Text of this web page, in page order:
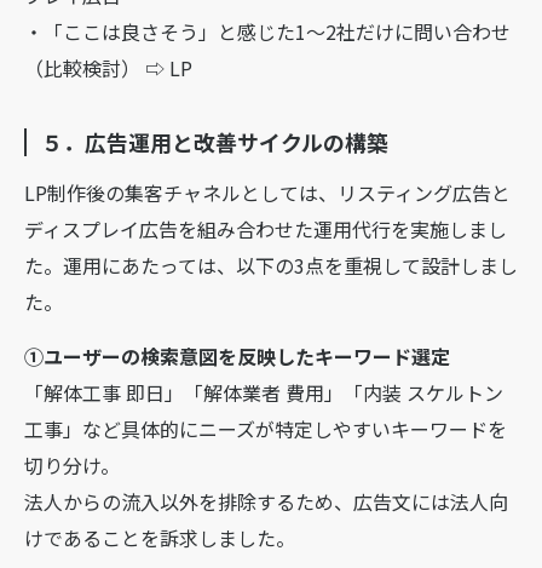
・「ここは良さそう」と感じた1〜2社だけに問い合わせ
（比較検討） ⇨ LP
５．広告運用と改善サイクルの構築
LP制作後の集客チャネルとしては、リスティング広告と
ディスプレイ広告を組み合わせた運用代行を実施しまし
た。運用にあたっては、以下の3点を重視して設計しまし
た。
①ユーザーの検索意図を反映したキーワード選定
「解体工事 即日」「解体業者 費用」「内装 スケルトン
工事」など具体的にニーズが特定しやすいキーワードを
切り分け。
法人からの流入以外を排除するため、広告文には法人向
けであることを訴求しました。